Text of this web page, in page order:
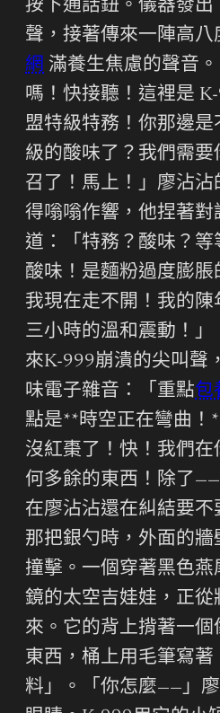
按下通話鈕。儀器發
聲，接著傳來一陣高八
網 滿養生焦慮的聲音
嗎！快接聽！這裡是
盟特級特務！你那邊是
級的酸味了？我們需
召了！馬上！」廖沾
得嗡嗡作響，他捏著對
道：「特務？酸味？等
酸味！是麵粉過度膨脹
我現在走不開！我的
三小時的溫和震動！
來K-999崩潰的尖叫聲
味電子雜音：「重點包
點是**時空正在彎曲！
沒紅棗了！快！我們
何多餘的東西！除了
在廖沾沾還在糾結要
那把銀勺時，外面的
撞擊。一個穿著黑色
鏡的太空吉娃娃，正從
來。它的背上揹著一
東西，桶上用毛筆寫
料」。「你怎麼——」